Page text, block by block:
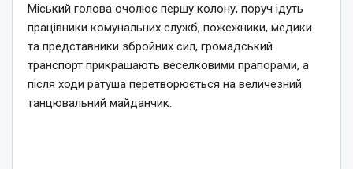
Міський голова очолює першу колону, поруч ідуть
працівники комунальних служб, пожежники, медики
та представники збройних сил, громадський
транспорт прикрашають веселковими прапорами, а
після ходи ратуша перетворюється на величезний
танцювальний майданчик.